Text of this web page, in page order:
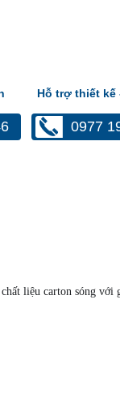
Hỗ trợ thiết kế
0977
liệu carton sóng với